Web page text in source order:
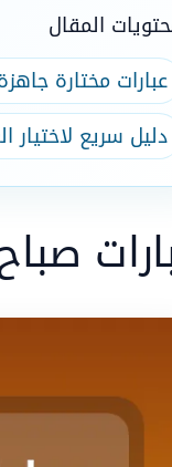
المقال
عبارات مختارة
دليل سريع لاختيار